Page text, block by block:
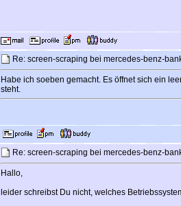
Re: screen-scraping bei mercedes-benz-
Habe ich soeben gemacht. Es öffnet sich ein
steht.
Re: screen-scraping bei mercedes-benz-
Hallo,
leider schreibst Du nicht, welches